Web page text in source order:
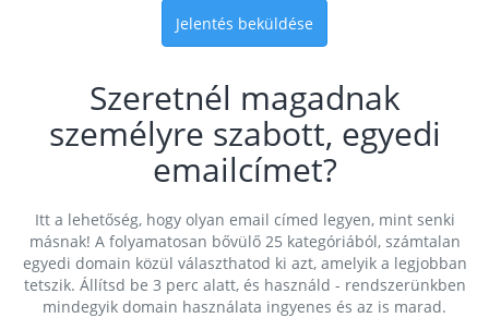
Jelentés beküldése
Szeretnél magadnak
személyre szabott, egyedi
emailcímet?
Itt a lehetőség, hogy olyan email címed legyen, mint senki
másnak! A folyamatosan bővülő 25 kategóriából, számtalan
egyedi domain közül választhatod ki azt, amelyik a legjobban
tetszik. Állítsd be 3 perc alatt, és használd - rendszerünkben
mindegyik domain használata ingyenes és az is marad.